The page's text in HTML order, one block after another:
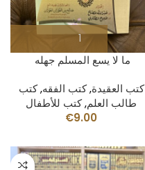
ما لا يسع المسلم جهله
كتب العقيدة,كتب الفقه,كتب
طالب العلم,كتب للأطفال
€9.00